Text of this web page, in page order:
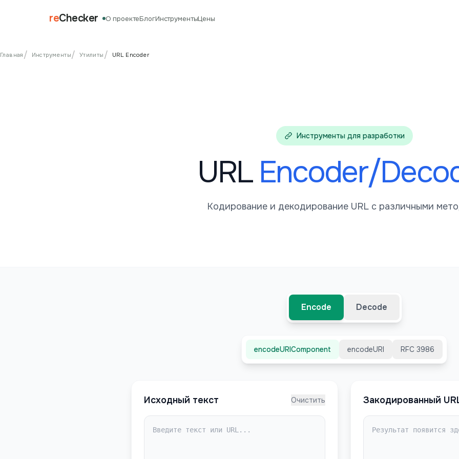
reChecker О проектеБлогИнструментыЦены
Главная / Инструменты/ Утилиты / URL Encoder
Инструменты для разработки
URL Encoder/
Кодирование и декодирование URL с различными
Encode Decode
encodeURIComponent encodeURI RFC 3986
Исходный текст Очистить Закодированный
Результат появится